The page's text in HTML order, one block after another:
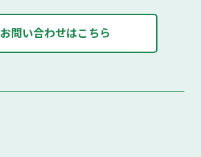
お問い合わせはこちら